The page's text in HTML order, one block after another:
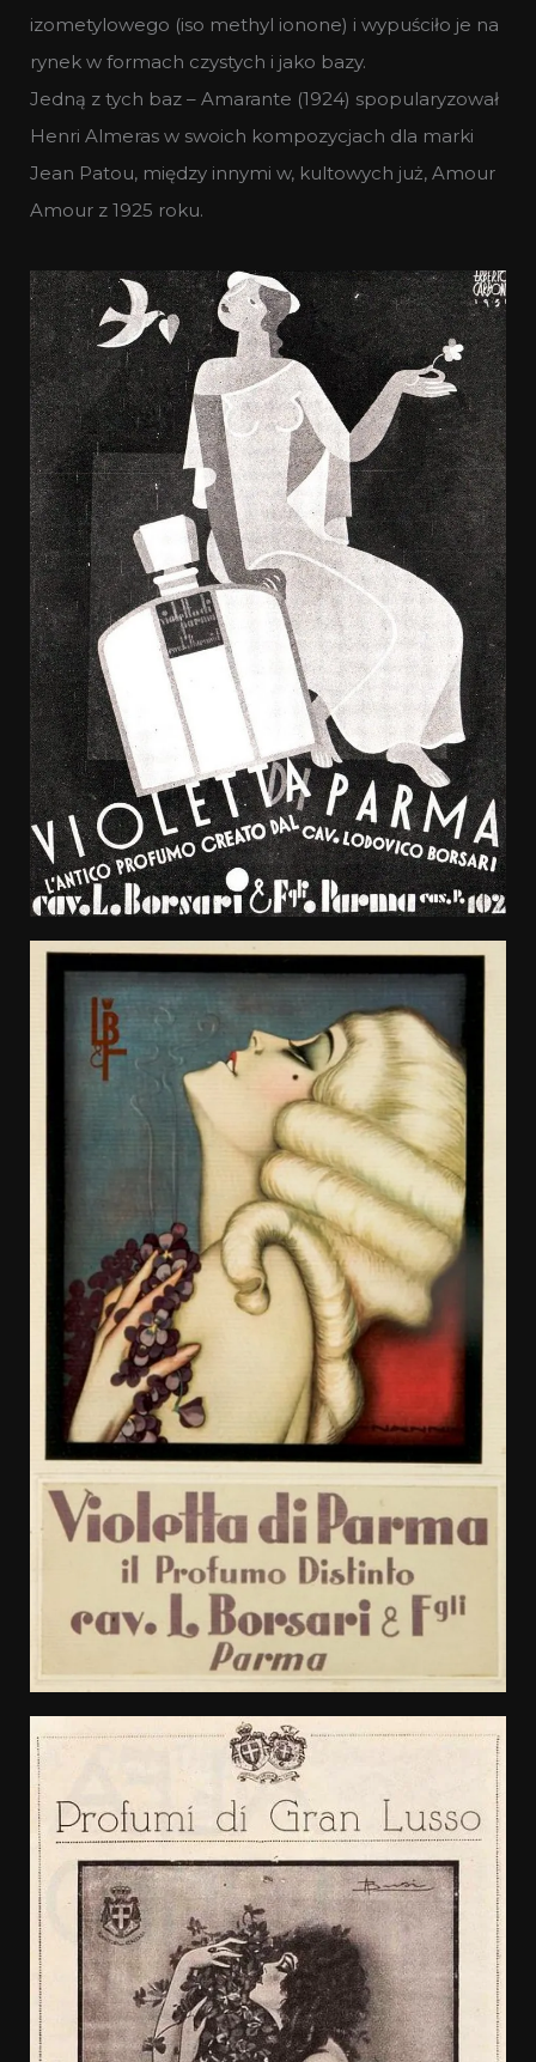
izometylowego (iso methyl ionone) i wypuściło je na
rynek w formach czystych i jako bazy.
Jedną z tych baz – Amarante (1924) spopularyzował
Henri Almeras w swoich kompozycjach dla marki
Jean Patou, między innymi w, kultowych już, Amour
Amour z 1925 roku.